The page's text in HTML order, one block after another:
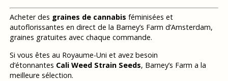
Acheter des graines de cannabis féminisées et
autoflorissantes en direct de la Barney’s Farm d’Amsterdam,
graines gratuites avec chaque commande.
Si vous êtes au Royaume-Uni et avez besoin
d’étonnantes Cali Weed Strain Seeds, Barney’s Farm a la
meilleure sélection.